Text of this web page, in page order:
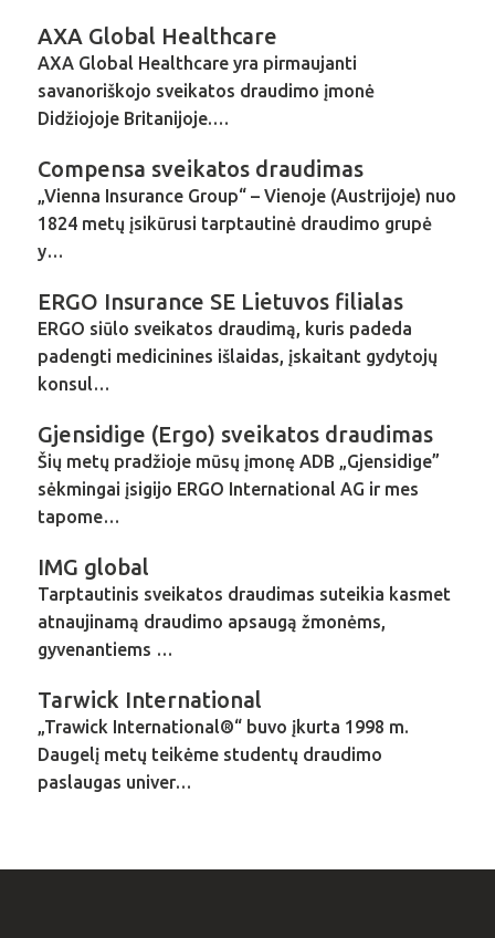
AXA Global Healthcare
AXA Global Healthcare yra pirmaujanti
savanoriškojo sveikatos draudimo įmonė
Didžiojoje Britanijoje.…
Compensa sveikatos draudimas
„Vienna Insurance Group“ – Vienoje (Austrijoje) nuo
1824 metų įsikūrusi tarptautinė draudimo grupė
y…
ERGO Insurance SE Lietuvos filialas
ERGO siūlo sveikatos draudimą, kuris padeda
padengti medicinines išlaidas, įskaitant gydytojų
konsul…
Gjensidige (Ergo) sveikatos draudimas
Šių metų pradžioje mūsų įmonę ADB „Gjensidige”
sėkmingai įsigijo ERGO International AG ir mes
tapome…
IMG global
Tarptautinis sveikatos draudimas suteikia kasmet
atnaujinamą draudimo apsaugą žmonėms,
gyvenantiems …
Tarwick International
„Trawick International®“ buvo įkurta 1998 m.
Daugelį metų teikėme studentų draudimo
paslaugas univer…